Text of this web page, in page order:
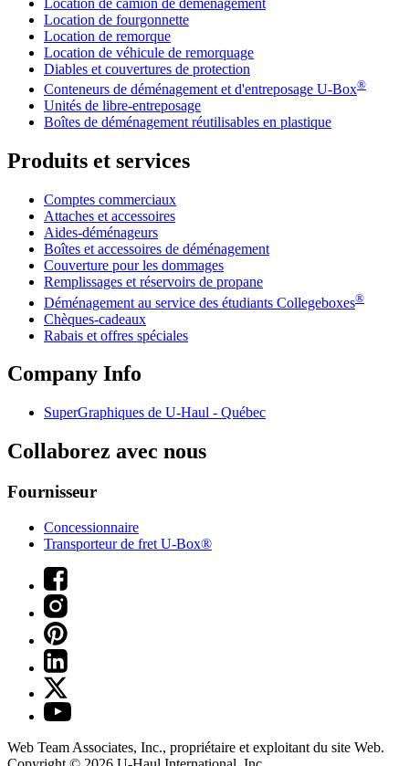
Location de camion de déménagement
Location de fourgonnette
Location de remorque
Location de véhicule de remorquage
Diables et couvertures de protection
Conteneurs de déménagement et d'entreposage U-Box®
Unités de libre-entreposage
Boîtes de déménagement réutilisables en plastique
Produits et services
Comptes commerciaux
Attaches et accessoires
Aides-déménageurs
Boîtes et accessoires de déménagement
Couverture pour les dommages
Remplissages et réservoirs de propane
Déménagement au service des étudiants Collegeboxes®
Chèques-cadeaux
Rabais et offres spéciales
Company Info
SuperGraphiques de U-Haul - Québec
Collaborez avec nous
Fournisseur
Concessionnaire
Transporteur de fret U-Box®
Web Team Associates, Inc., propriétaire et exploitant du site Web.